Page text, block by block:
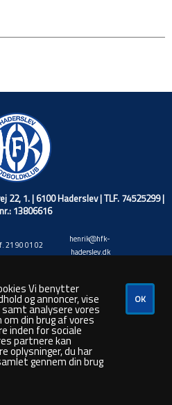
22, 1. | 6100 Haderslev | TLF. 74525299 |
13806616
21 90 01 02
henrik@hfk-
haderslev.dk
20 88 92 20
jacob@hfk-
haderslev.dk
48 80 50 26
rasmus@hfk-
haderslev.dk
66 44 35 87
steven@hfk-
haderslev.dk
Vi benytter
og annoncer, vise
analysere vores
din brug af vores
inden for sociale
partnere kan
oplysninger, du har
gennem din brug